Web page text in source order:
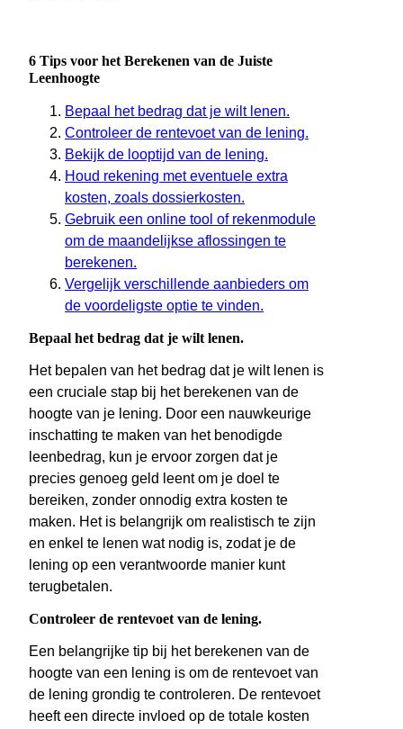
6 Tips voor het Berekenen van de Juiste
Leenhoogte
Bepaal het bedrag dat je wilt lenen.
Controleer de rentevoet van de lening.
Bekijk de looptijd van de lening.
Houd rekening met eventuele extra
kosten, zoals dossierkosten.
Gebruik een online tool of rekenmodule
om de maandelijkse aflossingen te
berekenen.
Vergelijk verschillende aanbieders om
de voordeligste optie te vinden.
Bepaal het bedrag dat je wilt lenen.
Het bepalen van het bedrag dat je wilt lenen is
een cruciale stap bij het berekenen van de
hoogte van je lening. Door een nauwkeurige
inschatting te maken van het benodigde
leenbedrag, kun je ervoor zorgen dat je
precies genoeg geld leent om je doel te
bereiken, zonder onnodig extra kosten te
maken. Het is belangrijk om realistisch te zijn
en enkel te lenen wat nodig is, zodat je de
lening op een verantwoorde manier kunt
terugbetalen.
Controleer de rentevoet van de lening.
Een belangrijke tip bij het berekenen van de
hoogte van een lening is om de rentevoet van
de lening grondig te controleren. De rentevoet
heeft een directe invloed op de totale kosten